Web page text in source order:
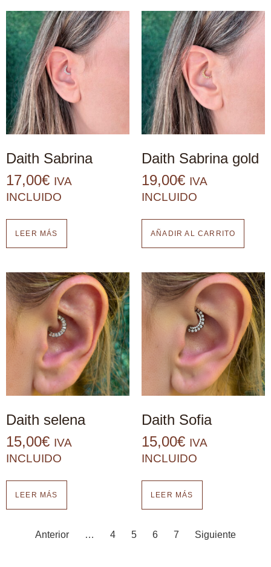
Daith Sabrina
17,00€ IVA
INCLUIDO
LEER MÁS
Daith Sabrina gold
19,00€ IVA
INCLUIDO
AÑADIR AL CARRITO
Daith selena
15,00€ IVA
INCLUIDO
LEER MÁS
Daith Sofia
15,00€ IVA
INCLUIDO
LEER MÁS
Anterior … 4 5 6 7 Siguiente